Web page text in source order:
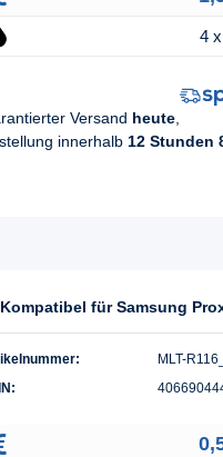
4 x
Versand heute,
innerhalb 12 Stunden
für Samsung
MLT-